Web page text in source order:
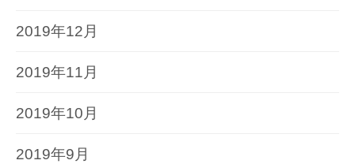
2019年12月
2019年11月
2019年10月
2019年9月